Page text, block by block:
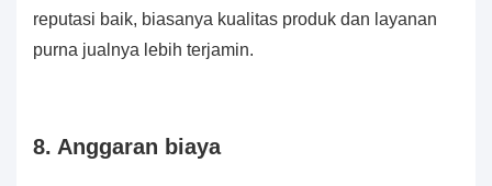
reputasi baik, biasanya kualitas produk dan layanan
purna jualnya lebih terjamin.
8. Anggaran biaya